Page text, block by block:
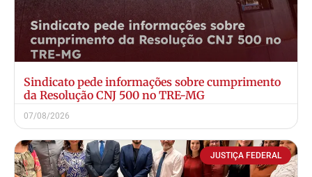
Sindicato pede informações sobre cumprimento
da Resolução CNJ 500 no TRE-MG
07/08/2026
JUSTIÇA FEDERAL